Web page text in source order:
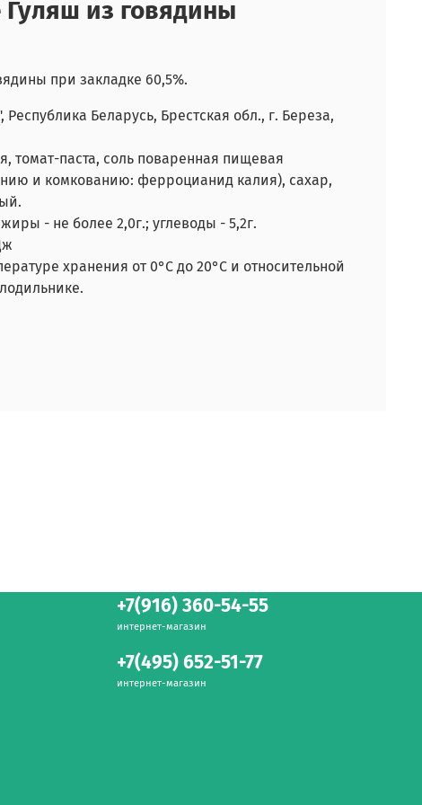
из говядины
при закладке 60,5%.
Республика Беларусь, Брестская обл., г. Береза,
томат-паста, соль поваренная пищевая
и комкованию: ферроцианид калия), сахар,
- не более 2,0г.; углеводы - 5,2г.
хранения от 0°С до 20°С и относительной
+7(916) 360-54-55
интернет-магазин
+7(495) 652-51-77
интернет-магазин